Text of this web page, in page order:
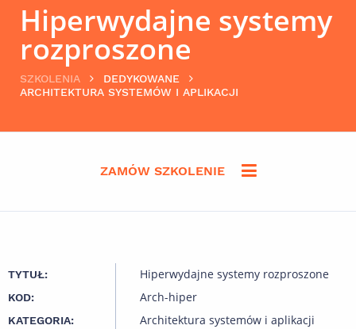
Hiperwydajne systemy
rozproszone
SZKOLENIA
DEDYKOWANE
ARCHITEKTURA SYSTEMÓW I APLIKACJI
ZAMÓW SZKOLENIE
TYTUŁ: Hiperwydajne systemy rozproszone
KOD: Arch-hiper
KATEGORIA: Architektura systemów i aplikacji